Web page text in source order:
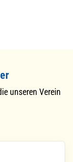
unseren Verein